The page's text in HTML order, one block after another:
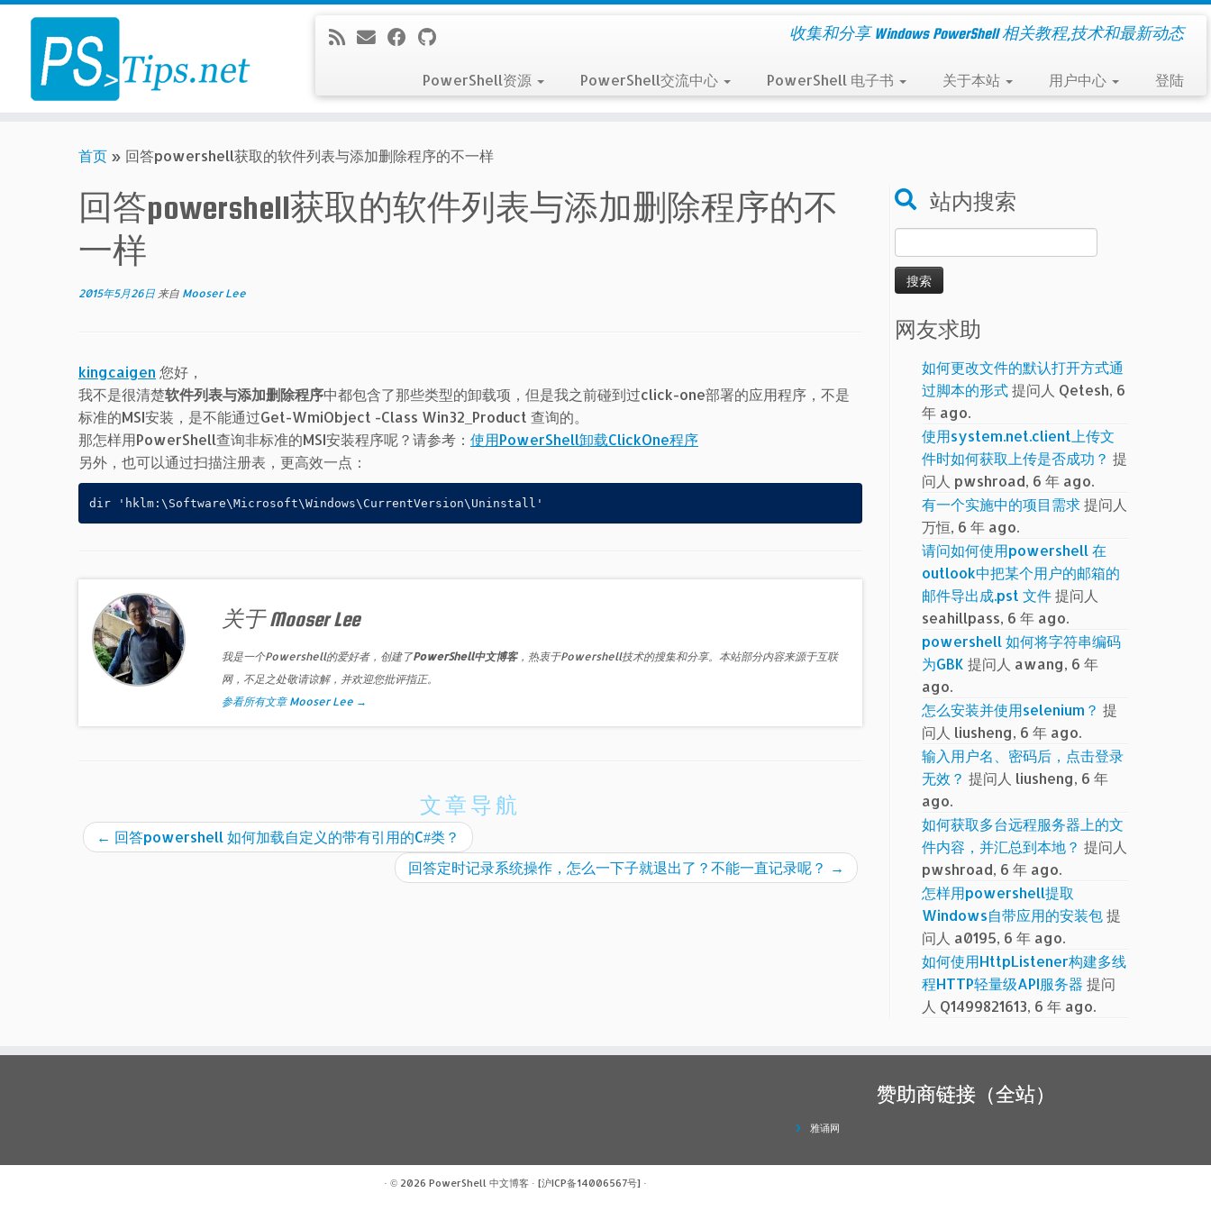
Skip
content
收集和分享 Windows PowerShell 相关教程,技术和最新动态
PowerShell资源 PowerShell交流中心 PowerShell 电子书 关于本站 用户中心 登陆
首页 » 回答powershell获取的软件列表与添加删除程序的不一样
回答powershell获取的软件列表与添加删除程序的不
一样
2015年5月26日 来自 Mooser Lee
kingcaigen 您好，
我不是很清楚软件列表与添加删除程序中都包含了那些类型的卸载项，但是我之前碰到过click-one部署的应用程序，不是
标准的MSI安装，是不能通过Get-WmiObject -Class Win32_Product 查询的。
那怎样用PowerShell查询非标准的MSI安装程序呢？请参考： 使用PowerShell卸载ClickOne程序
另外，也可以通过扫描注册表，更高效一点：
dir 'hklm:\Software\Microsoft\Windows\CurrentVersion\Uninstall'
关于 Mooser Lee
我是一个Powershell的爱好者，创建了PowerShell中文博客，热衷于Powershell技术的搜集和分享。本站部分内容来源于互联
网，不足之处敬请谅解，并欢迎您批评指正。
参看所有文章 Mooser Lee →
文章导航
← 回答powershell 如何加载自定义的带有引用的C#类？
回答定时记录系统操作，怎么一下子就退出了？不能一直记录呢？ →
站内搜索
索：
网友求助
如何更改文件的默认打开方式通
过脚本的形式提问人 Qetesh, 6
年 ago.
使用system.net.client上传文
件时如何获取上传是否成功？ 提
问人 pwshroad, 6 年 ago.
有一个实施中的项目需求提问人
万恒, 6 年 ago.
请问如何使用powershell 在
outlook中把某个用户的邮箱的
邮件导出成.pst 文件提问人
seahillpass, 6 年 ago.
powershell 如何将字符串编码
为GBK 提问人 awang, 6 年
ago.
怎么安装并使用selenium？ 提
问人 liusheng, 6 年 ago.
输入用户名、密码后，点击登录
无效？ 提问人 liusheng, 6 年
ago.
如何获取多台远程服务器上的文
件内容，并汇总到本地？ 提问人
pwshroad, 6 年 ago.
怎样用powershell提取
Windows自带应用的安装包提
问人 a0195, 6 年 ago.
如何使用HttpListener构建多线
程HTTP轻量级API服务器 提问
人 Q1499821613, 6 年 ago.
赞助商链接（全站）
雅诵网
· © 2026 PowerShell 中文博客 · [沪ICP备14006567号] ·